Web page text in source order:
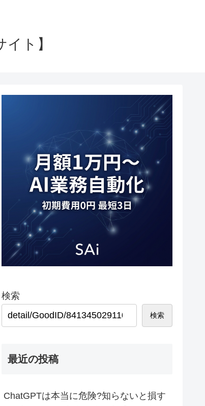
ト】
検索
検索
最近の投稿
ChatGPTは本当に危険?知らないと損す